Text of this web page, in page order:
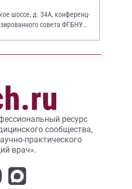
шоссе, д. 34А, конференц-
совета ФГБНУ
ресурс
сообщества,
практического
врач».